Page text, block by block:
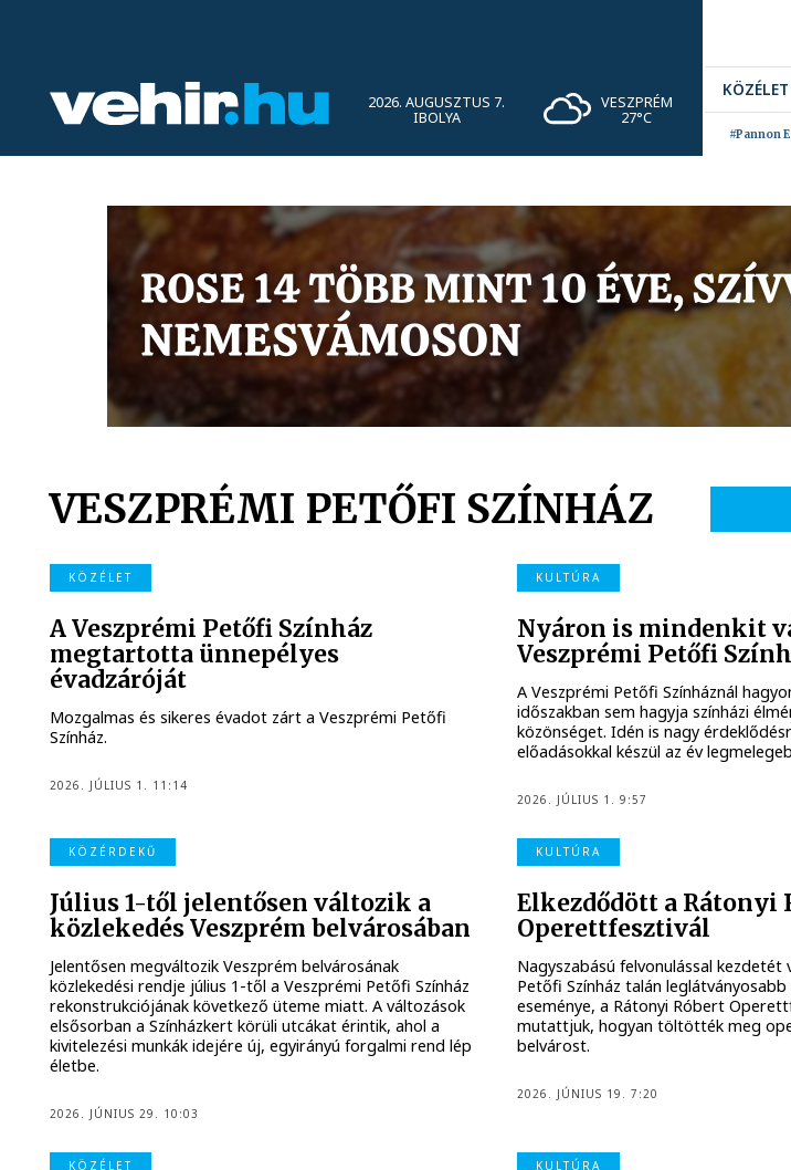
2026. AUGUSZTUS 7.
IBOLYA
VESZPRÉM
27°C
KÖZÉLET
#Pannon
VESZPRÉMI PETŐFI SZÍNHÁZ
KÖZÉLET
A Veszprémi Petőfi Színház
megtartotta ünnepélyes
évadzáróját
Mozgalmas és sikeres évadot zárt a Veszprémi Petőfi
Színház.
2026. JÚLIUS 1. 11:14
KULTÚRA
Nyáron is mindenkit
Veszprémi Petőfi
A Veszprémi Petőfi Színháznál
időszakban sem hagyja színházi
közönséget. Idén is nagy
előadásokkal készül az év
2026. JÚLIUS 1. 9:57
KÖZÉRDEKŰ
Július 1-től jelentősen változik a
közlekedés Veszprém belvárosában
Jelentősen megváltozik Veszprém belvárosának
közlekedési rendje július 1-től a Veszprémi Petőfi Színház
rekonstrukciójának következő üteme miatt. A változások
elsősorban a Színházkert körüli utcákat érintik, ahol a
kivitelezési munkák idejére új, egyirányú forgalmi rend lép
életbe.
2026. JÚNIUS 29. 10:03
KULTÚRA
Elkezdődött a Rátonyi
Operettfesztivál
Nagyszabású felvonulással kezdetét
Petőfi Színház talán
eseménye, a Rátonyi Róbert
mutattjuk, hogyan töltötték meg
belvárost.
2026. JÚNIUS 19. 7:20
KÖZÉLET KULTÚRA